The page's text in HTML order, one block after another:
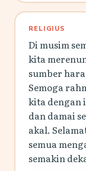
RELIGIUS
Di musim
kita
sumber
Semoga
kita dengan
dan damai
akal.
semua
semakin